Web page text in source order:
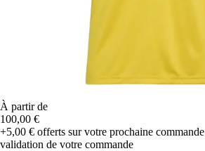
À partir de
100,00 €
+5,00 € offerts sur votre prochaine commande
validation de votre commande